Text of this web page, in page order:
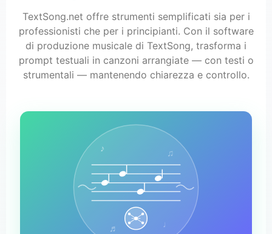
TextSong.net offre strumenti semplificati sia per i
professionisti che per i principianti. Con il software
di produzione musicale di TextSong, trasforma i
prompt testuali in canzoni arrangiate — con testi o
strumentali — mantenendo chiarezza e controllo.
♪ ♫
♬ ♩